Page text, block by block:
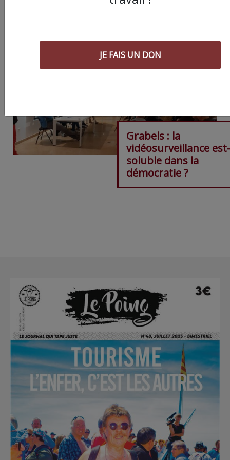
Grabels : la
vidéosurveillance
soluble dans la
démocratie ?
JE FAIS UN DON